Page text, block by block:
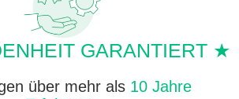
GARANTIERT ★
über mehr als 10 Jahre